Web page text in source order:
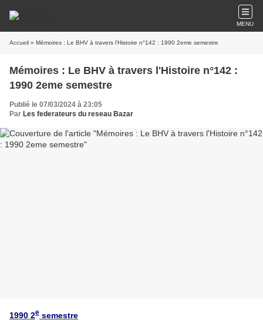
MENU
Accueil » Mémoires : Le BHV à travers l'Histoire n°142 : 1990 2eme semestre
Mémoires : Le BHV à travers l'Histoire n°142 :
1990 2eme semestre
Publié le 07/03/2024 à 23:05
Par Les federateurs du reseau Bazar
1990 2e semestre